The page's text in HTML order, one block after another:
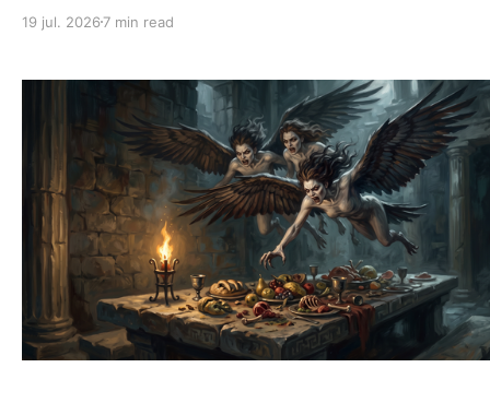
poema de hace 2.800 años inventara la palabra
19 jul. 2026 7 min read